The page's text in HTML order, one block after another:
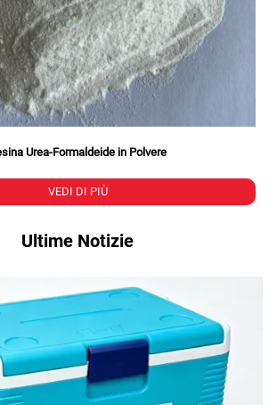
Urea-Formaldeide in Polvere
VEDI DI PIÙ
Ultime Notizie